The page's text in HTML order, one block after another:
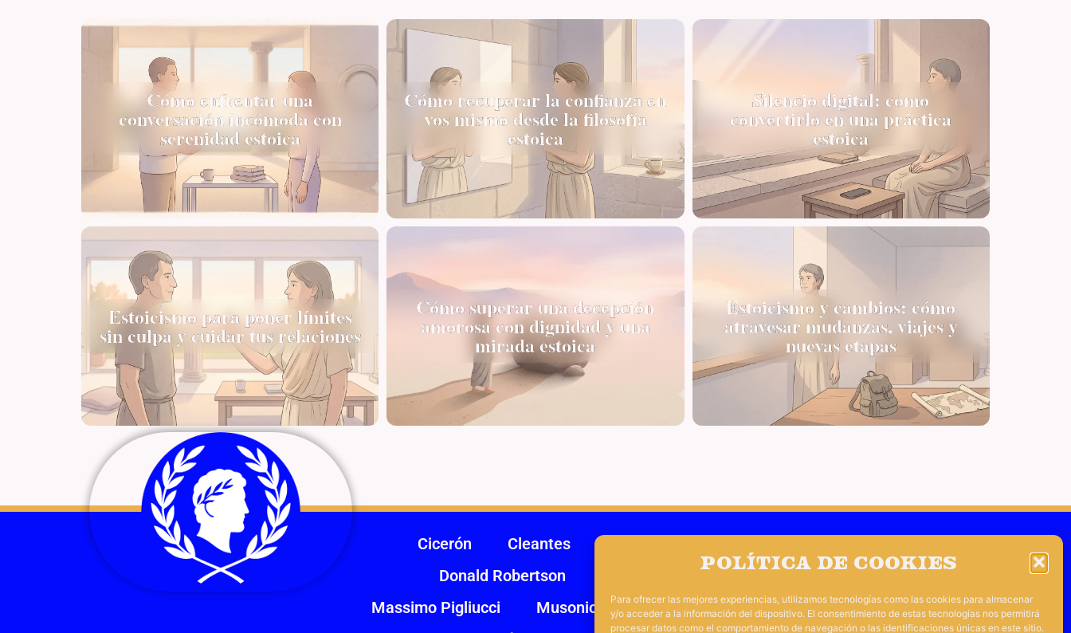
Política de cookies
Para ofrecer las mejores experiencias, utilizamos tecnologías como las cookies para almacenar
y/o acceder a la información del dispositivo. El consentimiento de estas tecnologías nos permitirá
procesar datos como el comportamiento de navegación o las identificaciones únicas en este sitio.
Cómo enfrentar una
conversación incómoda con
serenidad estoica
Cómo recuperar la confianza en
vos mismo desde la filosofía
estoica
Silencio digital: cómo
convertirlo en una práctica
estoica
Estoicismo para poner límites
sin culpa y cuidar tus relaciones
Cómo superar una decepción
amorosa con dignidad y una
mirada estoica
Estoicismo y cambios: cómo
atravesar mudanzas, viajes y
nuevas etapas
Cicerón Cleantes
Donald Robertson
Heráclito
Marco Aurelio
Massimo Pigliucci
Musonio Rufo Panecio Posidonio
Ryan Holiday